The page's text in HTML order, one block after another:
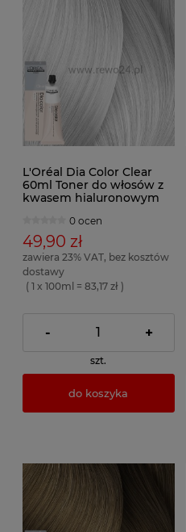
L'Oréal Dia Color Clear
60ml Toner do włosów z
kwasem hialuronowym
0 ocen
49,90 zł
zawiera 23% VAT, bez kosztów
dostawy
( 1 x 100ml = 83,17 zł )
- +
szt.
do koszyka